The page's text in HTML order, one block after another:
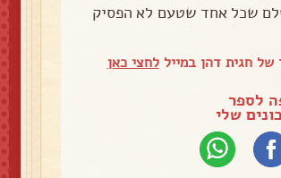
שכל אחד שטעם לא הפסיק
של חגית דהן במייללחצי כאן
לספר
שלי